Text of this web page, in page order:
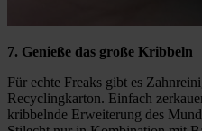
7. Genieße das große Kribbeln
Für echte Freaks gibt es
Recyclingkarton. Einfach
kribbelnde Erweiterung des